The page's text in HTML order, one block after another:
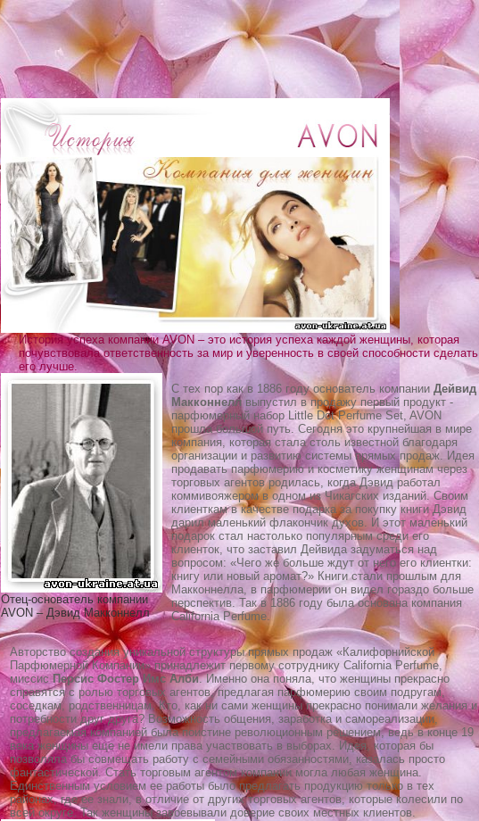
История успеха компании AVON – это история успеха каждой женщины, которая
почувствовала ответственность за мир и уверенность в своей способности сделать
его лучше.
Отец-основатель компании
AVON – Дэвид Макконнелл
С тех пор как в 1886 году основатель компании Дейвид
Макконнелл выпустил в продажу первый продукт -
парфюмерный набор Little Dot Perfume Set, AVON
прошла большой путь. Сегодня это крупнейшая в мире
компания, которая стала столь известной благодаря
организации и развитию системы прямых продаж. Идея
продавать парфюмерию и косметику женщинам через
торговых агентов родилась, когда Дэвид работал
коммивояжером в одном из Чикагских изданий. Своим
клиенткам в качестве подарка за покупку книги Дэвид
дарил маленький флакончик духов. И этот маленький
подарок стал настолько популярным среди его
клиенток, что заставил Дейвида задуматься над
вопросом: «Чего же больше ждут от него его клиентки:
книгу или новый аромат?» Книги стали прошлым для
Макконнелла, в парфюмерии он видел гораздо больше
перспектив. Так в 1886 году была основана компания
California Perfume.
Авторство создания уникальной структуры прямых продаж «Калифорнийской
Парфюмерной Компании» принадлежит первому сотруднику California Perfume,
миссисПерсис Фостер Имс Алби. Именно она поняла, что женщины прекрасно
справятся с ролью торговых агентов, предлагая парфюмерию своим подругам,
соседкам, родственницам. Кто, как ни сами женщины прекрасно понимали желания и
потребности друг друга? Возможность общения, заработка и самореализации,
предлагаемая компанией была поистине революционным решением, ведь в конце 19
века женщины еще не имели права участвовать в выборах. Идея, которая бы
позволяла бы совмещать работу с семейными обязанностями, казалась просто
фантастической. Стать торговым агентом компании могла любая женщина.
Единственным условием ее работы было предлагать продукцию только в тех
районах, где ее знали, в отличие от других торговых агентов, которые колесили по
всей округе. Так женщины завоевывали доверие своих местных клиентов.